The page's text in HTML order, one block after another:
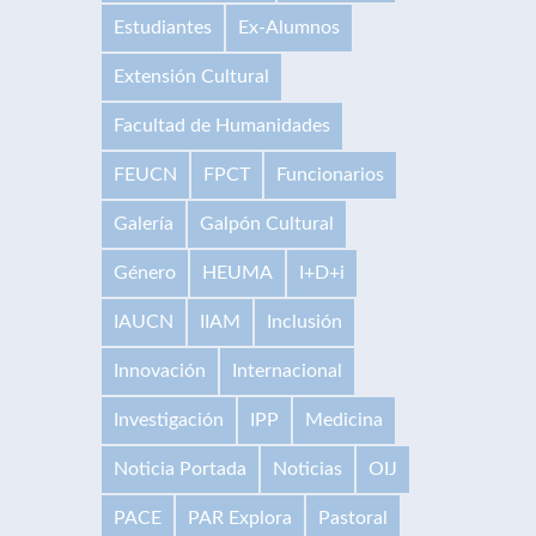
Estudiantes Ex-Alumnos
Extensión Cultural
Facultad de Humanidades
FEUCN FPCT Funcionarios
Galería Galpón Cultural
Género HEUMA I+D+i
IAUCN IIAM Inclusión
Innovación Internacional
Investigación IPP Medicina
Noticia Portada Noticias OIJ
PACE PAR Explora Pastoral